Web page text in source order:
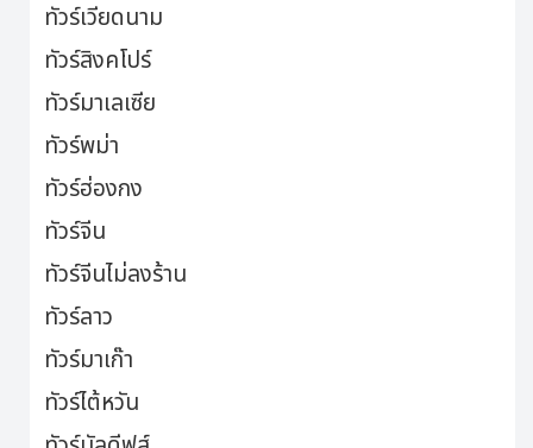
ทัวร์เวียดนาม
ทัวร์สิงคโปร์
ทัวร์มาเลเซีย
ทัวร์พม่า
ทัวร์ฮ่องกง
ทัวร์จีน
ทัวร์จีนไม่ลงร้าน
ทัวร์ลาว
ทัวร์มาเก๊า
ทัวร์ไต้หวัน